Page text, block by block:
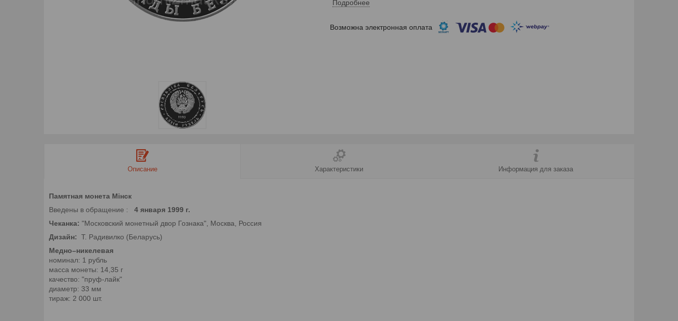
Подробнее
Описание Характеристики Информация для заказа
Памятная монета Мiнск
Введены в обращение : 4 января 1999 г.
Чеканка: "Московский монетный двор Гознака", Москва, Россия
Дизайн: Т. Радивилко (Беларусь)
Медно–никелевая
номинал: 1 рубль
масса монеты: 14,35 г
качество: "пруф-лайк"
диаметр: 33 мм
тираж: 2 000 шт.